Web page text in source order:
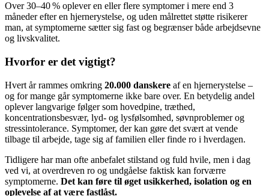
Over 30–40 % oplever en eller flere symptomer i mere end 3
måneder efter en hjernerystelse, og uden målrettet støtte risikerer
man, at symptomerne sætter sig fast og begrænser både arbejdsevne
og livskvalitet.
Hvorfor er det vigtigt?
Hvert år rammes omkring 20.000 danskere af en hjernerystelse –
og for mange går symptomerne ikke bare over. En betydelig andel
oplever langvarige følger som hovedpine, træthed,
koncentrationsbesvær, lyd- og lysfølsomhed, søvnproblemer og
stressintolerance. Symptomer, der kan gøre det svært at vende
tilbage til arbejde, tage sig af familien eller finde ro i hverdagen.
Tidligere har man ofte anbefalet stilstand og fuld hvile, men i dag
ved vi, at overdreven ro og undgåelse faktisk kan forværre
symptomerne. Det kan føre til øget usikkerhed, isolation og en
oplevelse af at være fastlåst.